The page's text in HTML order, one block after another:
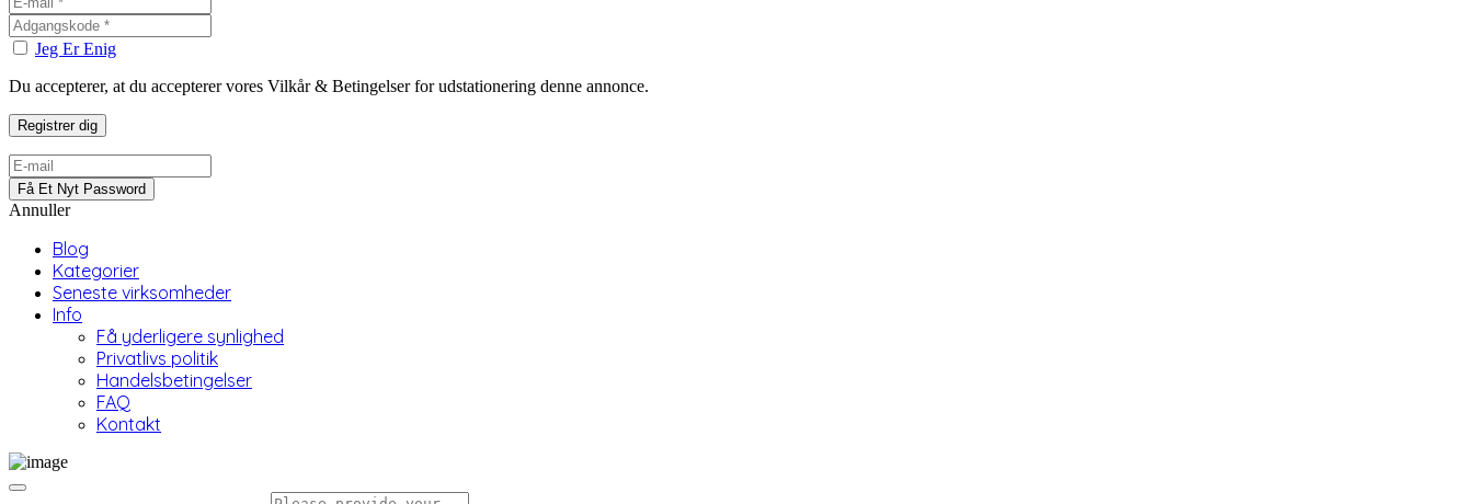
Jeg Er Enig
Du accepterer, at du accepterer vores Vilkår & Betingelser for udstationering denne annonce.
Annuller
Blog
Kategorier
Seneste virksomheder
Info
Få yderligere synlighed
Privatlivs politik
Handelsbetingelser
FAQ
Kontakt